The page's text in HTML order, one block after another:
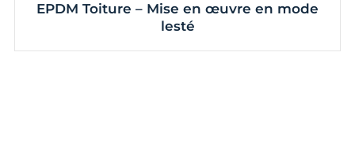
EPDM Toiture – Mise en œuvre en mode
lesté